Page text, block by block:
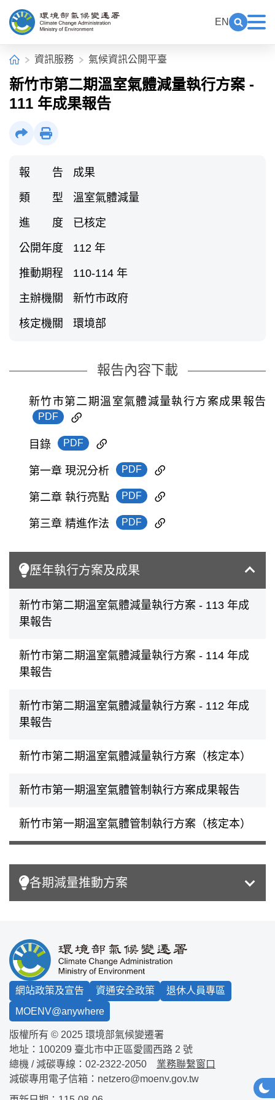
EN
首頁資訊服務 氣候資訊公開平臺
新竹市第二期溫室氣體減量執行方案 -
111 年成果報告
報 告 成果
類 型 溫室氣體減量
進 度 已核定
公開年度 112 年
推動期程 110-114 年
主辦機關 新竹市政府
核定機關 環境部
報告內容下載
新竹市第二期溫室氣體減量執行方案成果報告
PDF
目錄 PDF
第一章 現況分析 PDF
第二章 執行亮點 PDF
第三章 精進作法 PDF
歷年執行方案及成果
新竹市第二期溫室氣體減量執行方案 - 113 年成
果報告
新竹市第二期溫室氣體減量執行方案 - 114 年成
果報告
新竹市第二期溫室氣體減量執行方案 - 112 年成
果報告
新竹市第二期溫室氣體減量執行方案（核定本）
新竹市第一期溫室氣體管制執行方案成果報告
新竹市第一期溫室氣體管制執行方案（核定本）
各期減量推動方案
網站政策及宣告 資通安全政策
退休人員專區
MOENV@anywhere
版權所有 © 2025 環境部氣候變遷署
地址：100209 臺北市中正區愛國西路 2 號
總機 / 減碳專線： 02-2322-2050
業務聯繫窗口
減碳專用電子信箱： netzero@moenv.gov.tw
網站
深